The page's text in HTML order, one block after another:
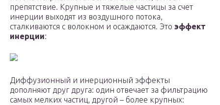
препятствие. Крупные и тяжелые частицы за счет
инерции выходят из воздушного потока,
сталкиваются с волокном и осаждаются. Это эффект
инерции:
Диффузионный и инерционный эффекты
дополняют друг друга: один отвечает за фильтрацию
самых мелких частиц, другой – более крупных: